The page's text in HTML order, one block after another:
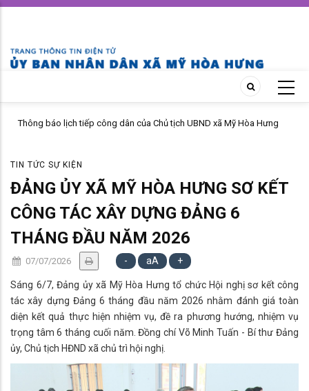
Skip
content
Thông báo lịch tiếp công dân của Chủ tịch UBND xã Mỹ Hòa Hưng
TIN TỨC SỰ KIỆN
ĐẢNG ỦY XÃ MỸ HÒA HƯNG SƠ KẾT
CÔNG TÁC XÂY DỰNG ĐẢNG 6
THÁNG ĐẦU NĂM 2026
07/07/2026 - aA +
Sáng 6/7, Đảng ủy xã Mỹ Hòa Hưng tổ chức Hội nghị sơ kết công
tác xây dựng Đảng 6 tháng đầu năm 2026 nhằm đánh giá toàn
diện kết quả thực hiện nhiệm vụ, đề ra phương hướng, nhiệm vụ
trọng tâm 6 tháng cuối năm. Đồng chí Võ Minh Tuấn - Bí thư Đảng
ủy, Chủ tịch HĐND xã chủ trì hội nghị.